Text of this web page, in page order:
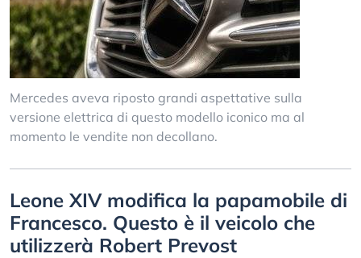
Mercedes aveva riposto grandi aspettative sulla
versione elettrica di questo modello iconico ma al
momento le vendite non decollano.
Leone XIV modifica la papamobile di
Francesco. Questo è il veicolo che
utilizzerà Robert Prevost